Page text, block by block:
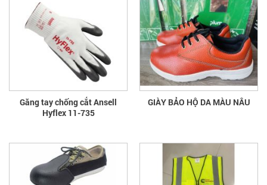
Găng tay chống cắt Ansell
Hyflex 11-735
GIÀY BẢO HỘ DA MÀU NÂU